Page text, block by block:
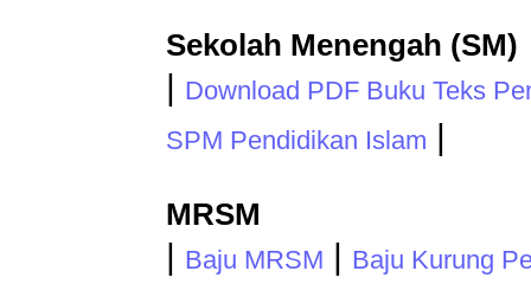
Sekolah Menengah (SM)
| Download PDF Buku Teks
SPM Pendidikan Islam |
MRSM
| Baju MRSM | Baju Kurung